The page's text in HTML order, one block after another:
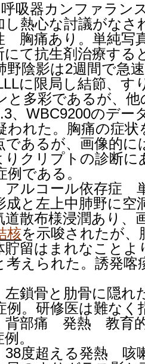
吸器カンファラン
し熱心な討議がなさ
胸痛あり。単純写
にて抗生剤治療する
野陰影は2週間で急
に限局し結節、す
と多彩であるが、他
、WBC9200のデー
われた。胸痛の症
であるが、画像的に
りクリプトの診断に
である。
ルコール依存症
成と左上中肺野に空
道散布様浸潤あり、
核を示唆されたが、
貯留はまれなことよ
考えられた。誘発喀
鎖骨と肋骨に隠れ
例。研修医は難なく
部痛 発熱 教育的
。
度超える発熱 咳